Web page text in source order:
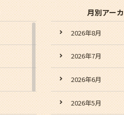
月別アー
2026年8月
2026年7月
2026年6月
2026年5月